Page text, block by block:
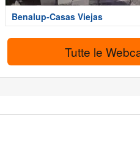
Benalup-Casas Viejas
Tutte le